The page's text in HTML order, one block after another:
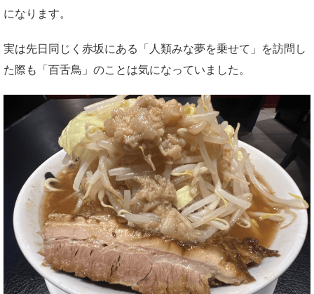
になります。
実は先日同じく赤坂にある「人類みな夢を乗せて」を訪問し
た際も「百舌鳥」のことは気になっていました。